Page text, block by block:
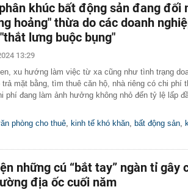
khúc bất động sản đang đối
hoảng" thừa do các doanh
lưng buộc bụng"
13:29
xu hướng làm việc từ xa cũng như tình trạng
trả mặt bằng, tìm thuê căn hộ, nhà riêng có chi phí
phí đang làm ảnh hưởng không nhỏ đến tỷ lệ lấp
phòng cho thuê, kinh tế khó khăn, bất động sản,
những cú “bắt tay” ngàn tỉ gây
địa ốc cuối năm